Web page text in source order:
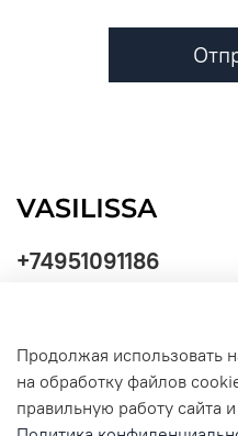
+74951091186
Продолжая использовать
на обработку файлов
правильную работу сайта